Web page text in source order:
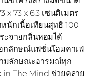
x 73 x 6.3 เซนติเมตร
นักเนื้อเทียนสุทธิ 100
ะจายกลิ่นหอมได้
กลักษณ์แฟชั่นโฮมคาเฟ่
มลักษณะอารมณ์ทุก
in The Mind ช่วยคลาย